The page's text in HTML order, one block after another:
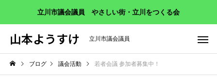
立川市議会議員 やさしい街・立川をつくる会
山本ようすけ 立川市議会議員
ブログ 議会活動 若者会議 参加者募集中！